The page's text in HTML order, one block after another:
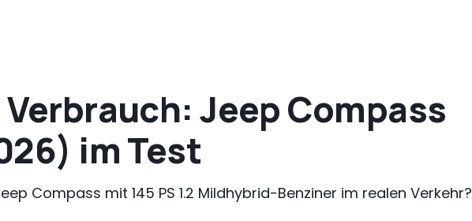
Jeep Compass
im Test
Compass mit 145 PS 1.2 Mildhybrid-Benziner im realen Verkehr?